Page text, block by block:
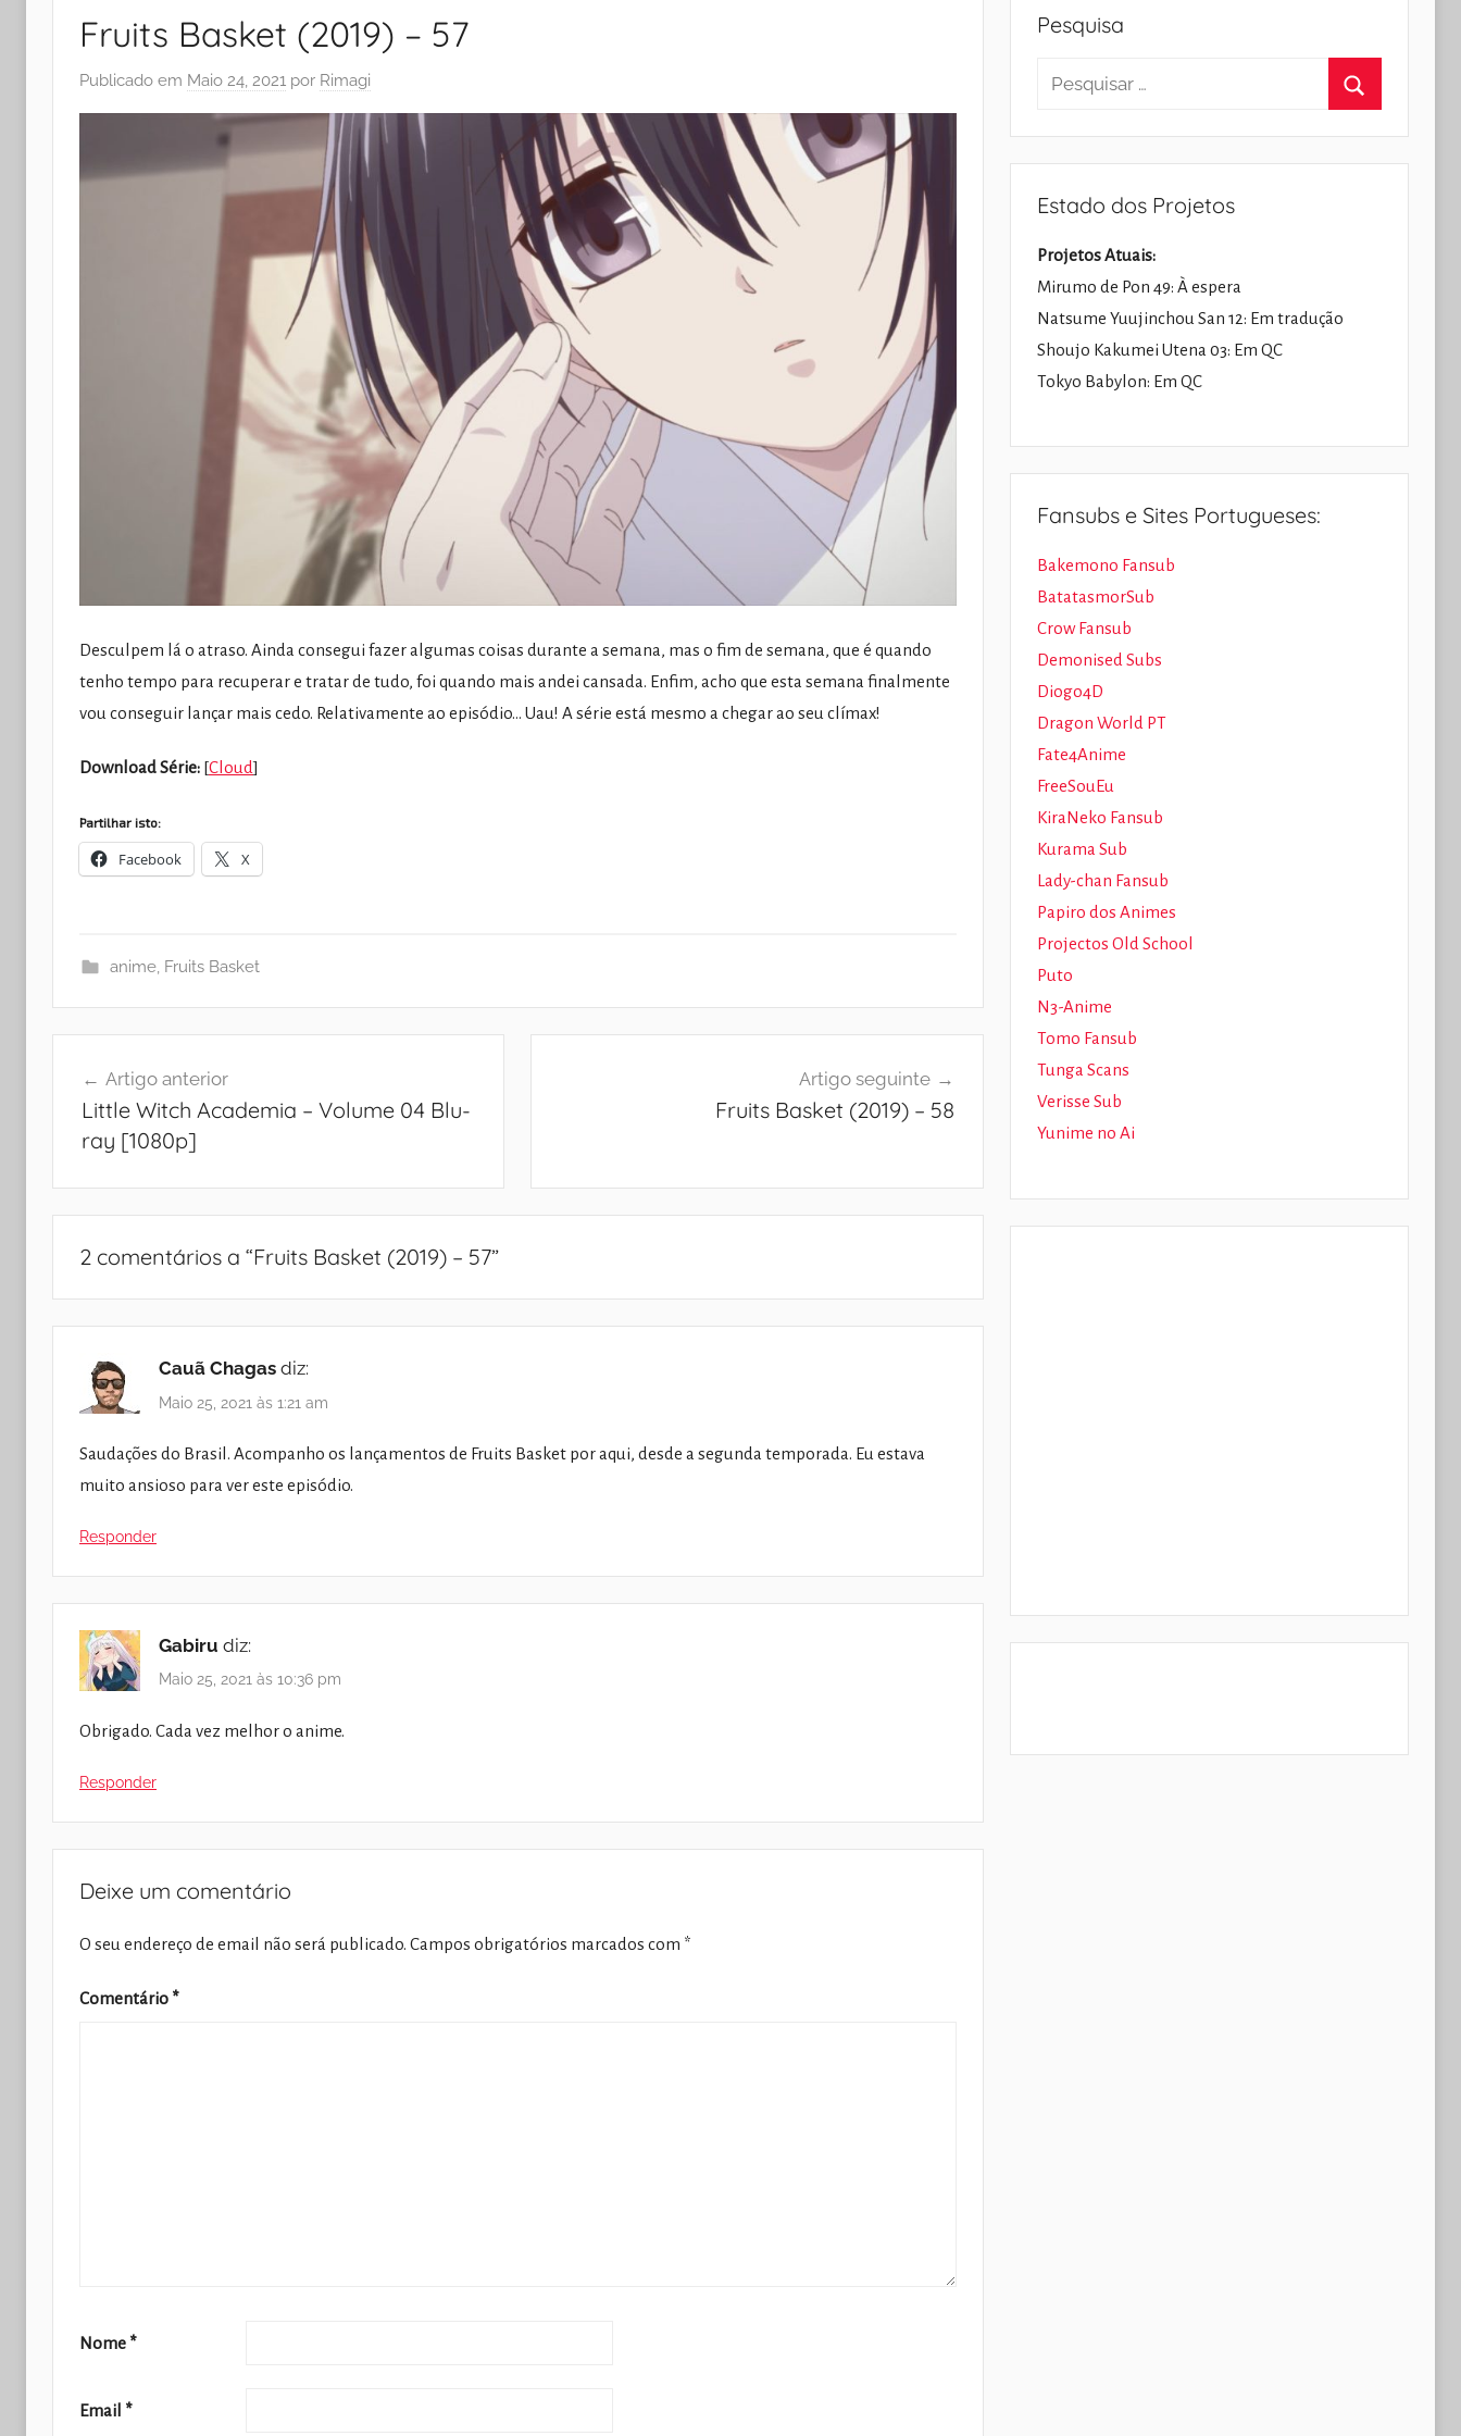
Fruits Basket (2019) – 57
Publicado em Maio 24, 2021 por Rimagi
Desculpem lá o atraso. Ainda consegui fazer algumas coisas durante a semana, mas o fim de semana, que é quando
tenho tempo para recuperar e tratar de tudo, foi quando mais andei cansada. Enfim, acho que esta semana finalmente
vou conseguir lançar mais cedo. Relativamente ao episódio… Uau! A série está mesmo a chegar ao seu clímax!
Download Série: [Cloud]
Partilhar isto:
Facebook X
anime, Fruits Basket
artigos
Artigo anterior
Little Witch Academia – Volume 04 Blu-
ray [1080p]
Artigo seguinte
Fruits Basket (2019) – 58
2 comentários a “Fruits Basket (2019) – 57”
Cauã Chagas diz:
Maio 25, 2021 às 1:21 am
Saudações do Brasil. Acompanho os lançamentos de Fruits Basket por aqui, desde a segunda temporada. Eu estava
muito ansioso para ver este episódio.
Responder
Gabiru diz:
Maio 25, 2021 às 10:36 pm
Obrigado. Cada vez melhor o anime.
Responder
Deixe um comentário
O seu endereço de email não será publicado. Campos obrigatórios marcados com *
Comentário *
Nome *
Email *
Pesquisa
Pesquisar
Estado dos Projetos
Projetos Atuais:
Mirumo de Pon 49: À espera
Natsume Yuujinchou San 12: Em tradução
Shoujo Kakumei Utena 03: Em QC
Tokyo Babylon: Em QC
Fansubs e Sites Portugueses:
Bakemono Fansub
BatatasmorSub
Crow Fansub
Demonised Subs
Diogo4D
Dragon World PT
Fate4Anime
FreeSouEu
KiraNeko Fansub
Kurama Sub
Lady-chan Fansub
Papiro dos Animes
Projectos Old School
Puto
N3-Anime
Tomo Fansub
Tunga Scans
Verisse Sub
Yunime no Ai